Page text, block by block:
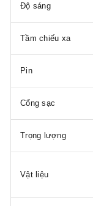
Độ sáng
Tầm chiếu xa
Pin
Cổng sạc
Trọng lượng
Vật liệu